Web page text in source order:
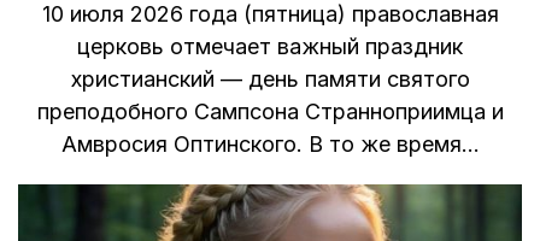
10 июля 2026 года (пятница) православная
церковь отмечает важный праздник
христианский — день памяти святого
преподобного Сампсона Странноприимца и
Амвросия Оптинского. В то же время…